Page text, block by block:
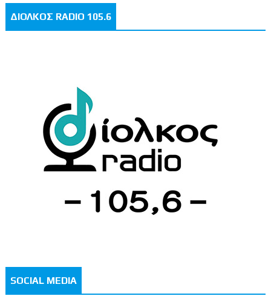
ΔΙΟΛΚΟΣ RADIO 105.6
SOCIAL MEDIA